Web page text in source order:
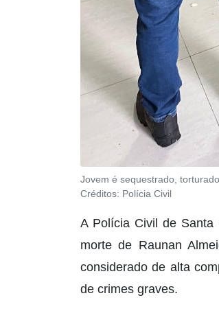
Jovem é sequestrado,
Créditos: Polícia Civil
A Polícia Civil de Santa
morte de Raunan
considerado de alta
de crimes graves.